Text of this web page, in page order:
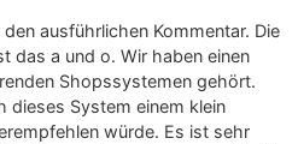
ausführlichen Kommentar. Die
das a und o. Wir haben einen
Shopssystemen gehört.
dieses System einem klein
würde. Es ist sehr